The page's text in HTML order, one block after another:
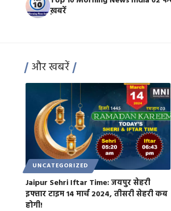
ख़बरें
और खबरें
UNCATEGORIZED
Jaipur Sehri Iftar Time: जयपुर सेहरी
इफ्तार टाइम 14 मार्च 2024, तीसरी सेहरी कब
होगी!